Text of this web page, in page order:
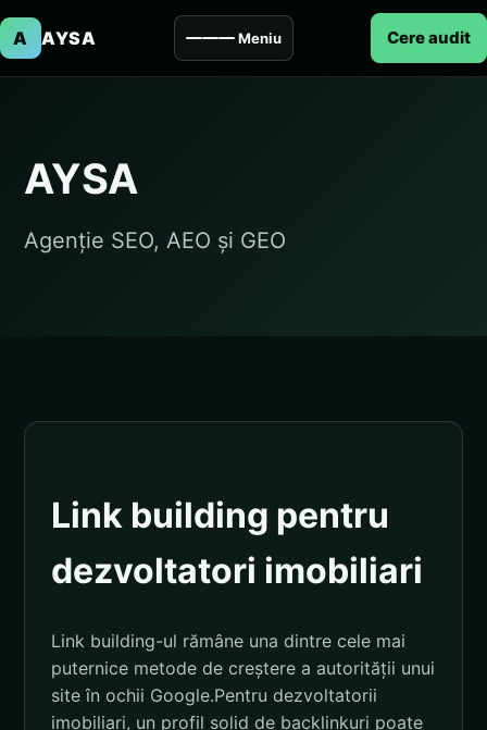
A AYSA Meniu Cere audit
AYSA
Agenție SEO, AEO și GEO
Link building pentru
dezvoltatori imobiliari
Link building-ul rămâne una dintre cele mai
puternice metode de creștere a autorității unui
site în ochii Google.Pentru dezvoltatorii
imobiliari, un profil solid de backlinkuri poate